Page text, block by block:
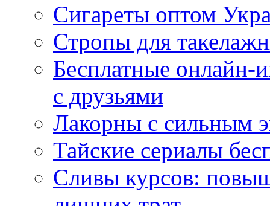
Сигареты оптом
Стропы для
Бесплатные
с друзьями
Лакорны с сильным
Тайские сериалы
Сливы курсов: